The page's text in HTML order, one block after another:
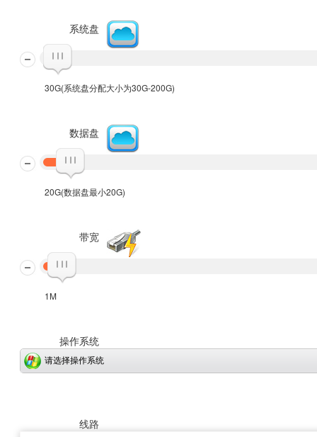
系统盘
30G(系统盘分配大小为30G-200G)
数据盘
20G(数据盘最小20G)
带宽
1M
操作系统
请选择操作系统
线路